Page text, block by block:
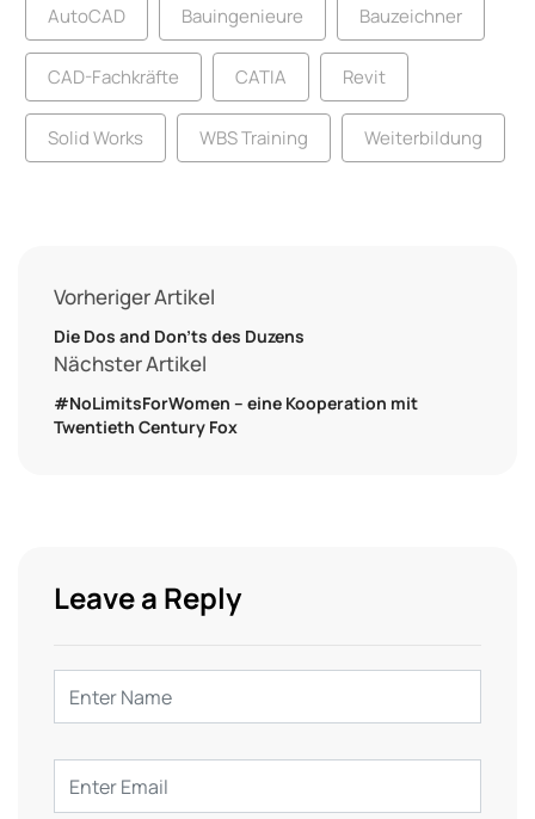
AutoCAD Bauingenieure Bauzeichner
CAD-Fachkräfte CATIA Revit
Solid Works WBS Training Weiterbildung
Vorheriger Artikel
Die Dos and Don’ts des Duzens
Nächster Artikel
#NoLimitsForWomen – eine Kooperation mit
Twentieth Century Fox
Leave a Reply